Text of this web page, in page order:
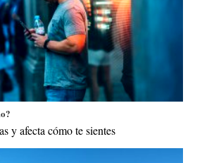
y afecta cómo te sientes